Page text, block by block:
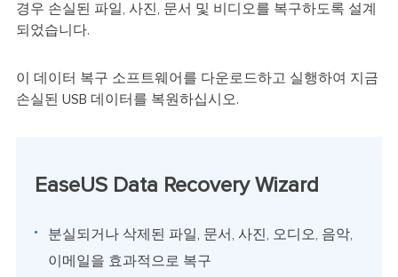
경우 손실된 파일, 사진, 문서 및 비디오를 복구하도록 설계
되었습니다.
이 데이터 복구 소프트웨어를 다운로드하고 실행하여 지금
손실된 USB 데이터를 복원하십시오.
EaseUS Data Recovery Wizard
분실되거나 삭제된 파일, 문서, 사진, 오디오, 음악,
이메일을 효과적으로 복구